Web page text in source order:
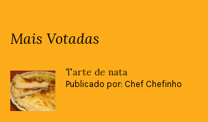
Mais Votadas
Tarte de nata
Publicado por: Chef Chefinho